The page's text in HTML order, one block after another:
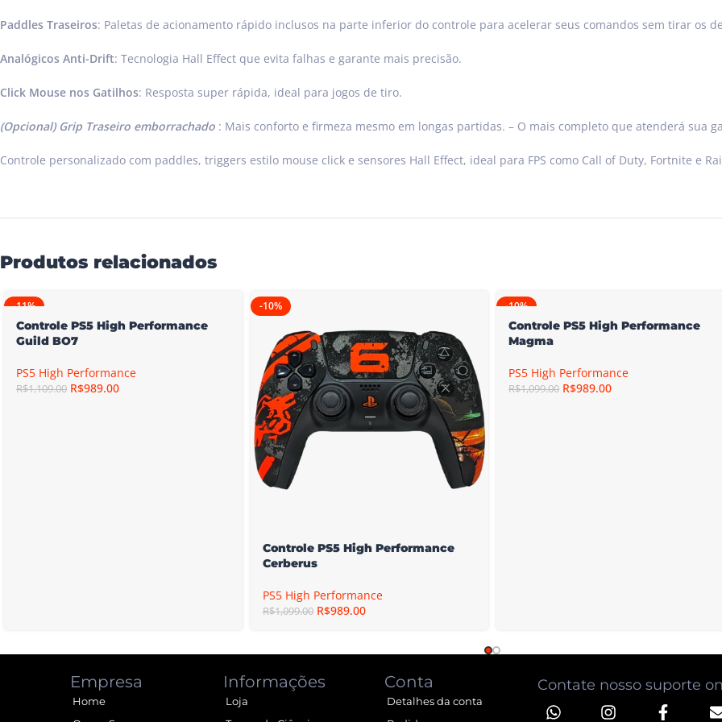
Paddles Traseiros: Paletas de acionamento rápido inclusos na parte inferior do controle para acelerar seus comandos sem tirar os
Analógicos Anti-Drift: Tecnologia Hall Effect que evita falhas e garante mais precisão.
Click Mouse nos Gatilhos: Resposta super rápida, ideal para jogos de tiro.
(Opcional) Grip Traseiro emborrachado : Mais conforto e firmeza mesmo em longas partidas. – O mais completo que atenderá sua
Controle personalizado com paddles, triggers estilo mouse click e sensores Hall Effect, ideal para FPS como Call of Duty, Fortnite e
Produtos relacionados
-11%
QUENTE
Controle PS5 High Performance
Guild BO7
PS5 High Performance
R$1,109.00 R$989.00
-10%
Controle PS5 High Performance
Cerberus
PS5 High Performance
R$1,099.00 R$989.00
-10%
Controle PS5 High Performance
Magma
PS5 High Performance
R$1,099.00 R$989.00
Empresa
Home
Informações
Loja
Conta
Detalhes da conta
Contate nosso suporte